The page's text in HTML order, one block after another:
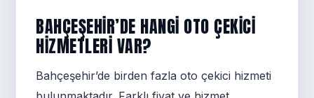
BAHÇEŞEHIR’DE HANGI OTO ÇEKICI
HIZMETLERI VAR?
Bahçeşehir’de birden fazla oto çekici hizmeti